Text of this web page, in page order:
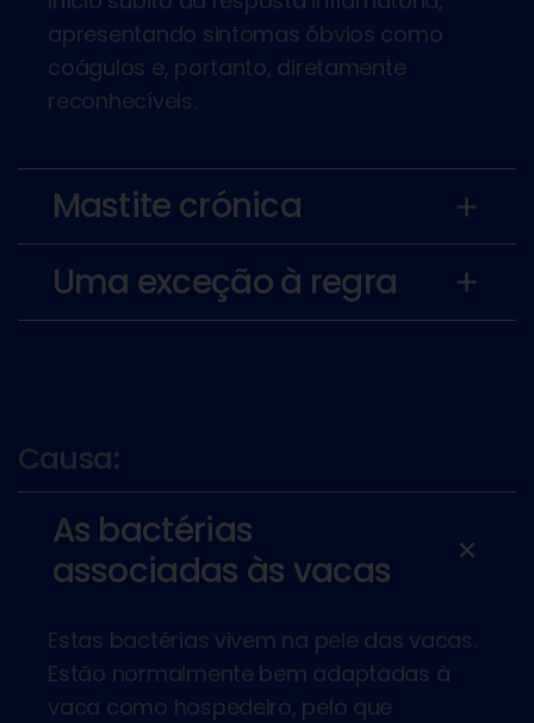
apresentando sintomas óbvios como
coágulos e, portanto, diretamente
reconhecíveis.
Mastite crónica add
Uma exceção à regra add
Causa:
As bactérias
associadas às vacas
add
Estas bactérias vivem na pele das vacas.
Estão normalmente bem adaptadas à
vaca como hospedeiro, pelo que